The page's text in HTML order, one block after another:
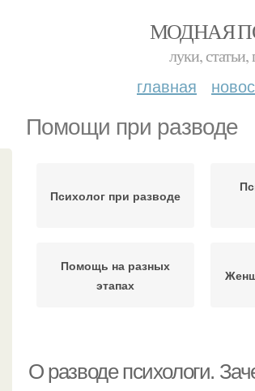
МОДНАЯ
луки,
главная
Помощи при разводе
Психолог при разводе
Помощь на разных
этапах
О разводе психологи.